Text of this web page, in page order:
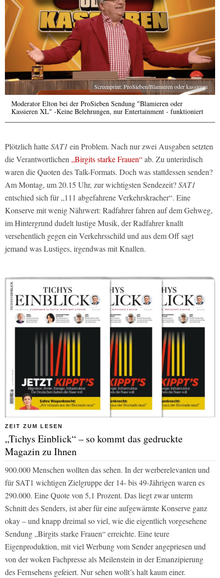
Screenprint: ProSieben/Blamieren oder kassieren
Moderator Elton bei der ProSieben Sendung "Blamieren oder
Kassieren XL" -Keine Belehrungen, nur Entertainment - funktioniert
Plötzlich hatteSAT1 ein Problem. Nach nur zwei Ausgaben setzten
die Verantwortlichen „Birgits starke Frauen“ab. Zu unterirdisch
waren die Quoten des Talk-Formats. Doch was stattdessen senden?
Am Montag, um 20.15 Uhr, zur wichtigsten Sendezeit?SAT1
entschied sich für „111 abgefahrene Verkehrskracher“. Eine
Konserve mit wenig Nährwert: Radfahrer fahren auf dem Gehweg,
im Hintergrund dudelt lustige Musik, der Radfahrer knallt
versehentlich gegen ein Verkehrsschild und aus dem Off sagt
jemand was Lustiges, irgendwas mit Knallen.
ZEIT ZUM LESEN
„Tichys Einblick“ – so kommt das gedruckte
Magazin zu Ihnen
900.000 Menschen wollten das sehen. In der werberelevanten und
fürSAT1 wichtigen Zielgruppe der 14- bis 49-Jährigen waren es
290.000. Eine Quote von 5,1 Prozent. Das liegt zwar unterm
Schnitt des Senders, ist aber für eine aufgewärmte Konserve ganz
okay – und knapp dreimal so viel, wie die eigentlich vorgesehene
Sendung „Birgits starke Frauen“ erreichte. Eine teure
Eigenproduktion, mit viel Werbung vom Sender angepriesen und
von der woken Fachpresse als Meilenstein in der Emanzipierung
des Fernsehens gefeiert. Nur sehen wollt’s halt kaum einer.